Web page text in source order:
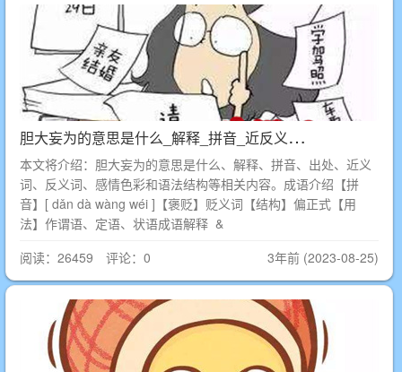
胆
大妄为的意思是什么_解释_拼音_近反义词_出处
本文将介绍：胆大妄为的意思是什么、解释、拼音、出处、近义
词、反义词、感情色彩和语法结构等相关内容。成语介绍【拼
音】[ dǎn dà wàng wéi ]【褒贬】贬义词【结构】偏正式【用
法】作谓语、定语、状语成语解释 &
阅读：26459 评论：0
3年前 (2023-08-25)